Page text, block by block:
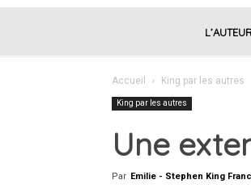
Accueil King par les autres
King par les autres
Une
Par Emilie - Stephen King